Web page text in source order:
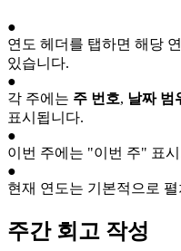
●
연도 헤더를 탭하면 해당
있습니다.
●
각 주에는 주 번호, 날짜 범
표시됩니다.
●
이번 주에는 "이번 주" 표
●
현재 연도는 기본적으로
주간 회고 작성